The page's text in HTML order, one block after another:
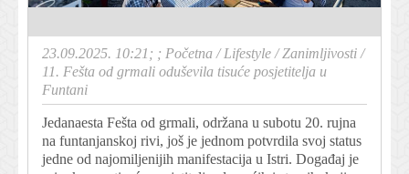
23.09.2025. 10:21; ; Početna /Lifestyle /Zanimljivosti /
11. Fešta od grmali oduševila tisuće posjetitelja u
Funtani
Jedanaesta Fešta od grmali, održana u subotu 20. rujna
na funtanjanskoj rivi, još je jednom potvrdila svoj status
jedne od najomiljenijih manifestacija u Istri. Događaj je